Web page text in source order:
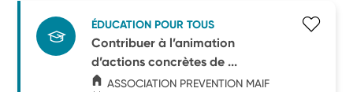
ÉDUCATION POUR TOUS
Contribuer à l’animation
d’actions concrètes de ...
ASSOCIATION PREVENTION MAIF